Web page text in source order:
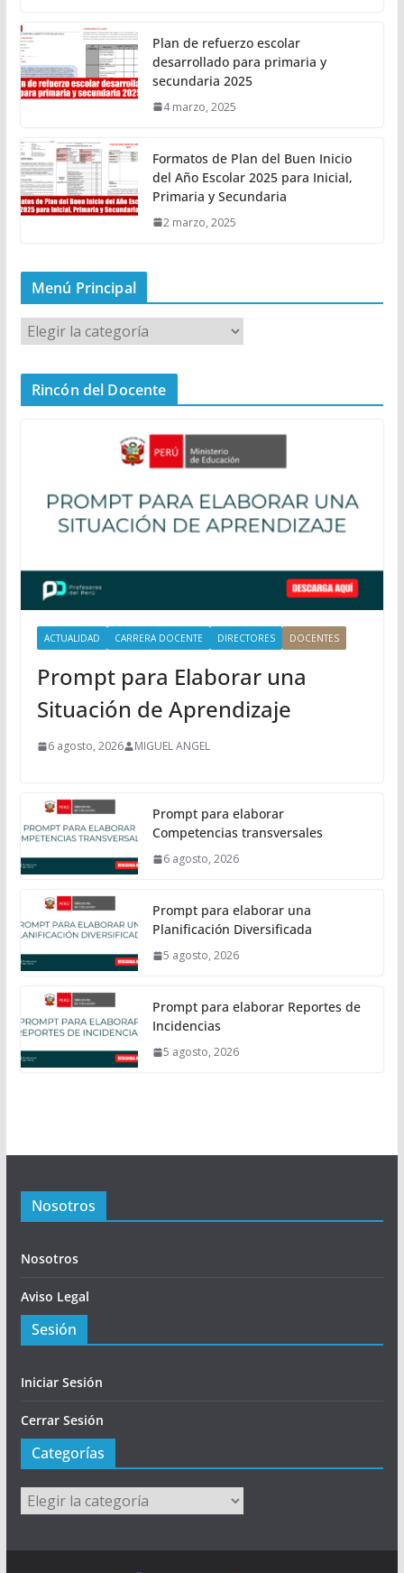
Plan de refuerzo escolar
desarrollado para primaria y
secundaria 2025
4 marzo, 2025
Formatos de Plan del Buen Inicio
del Año Escolar 2025 para Inicial,
Primaria y Secundaria
2 marzo, 2025
Menú Principal
M
e
n
a
Rincón del Docente
ACTUALIDAD CARRERA DOCENTE DIRECTORES DOCENTES
Prompt para Elaborar una
Situación de Aprendizaje
6 agosto, 2026 MIGUEL ANGEL
Prompt para elaborar
Competencias transversales
6 agosto, 2026
Prompt para elaborar una
Planificación Diversificada
5 agosto, 2026
Prompt para elaborar Reportes de
Incidencias
5 agosto, 2026
Nosotros
Nosotros
Aviso Legal
Sesión
Iniciar Sesión
Cerrar Sesión
Categorías
Categorías